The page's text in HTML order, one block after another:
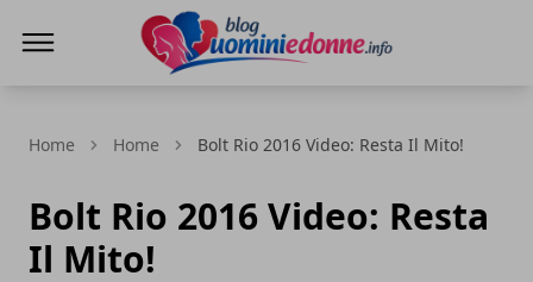
Home Home Bolt Rio 2016 Video: Resta Il Mito!
Bolt Rio 2016 Video: Resta
Il Mito!